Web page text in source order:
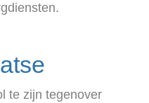
te zijn tegenover